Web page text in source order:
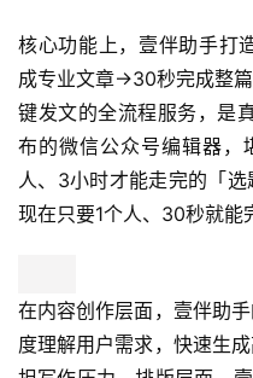
核心功能上，壹伴助手打
成专业文章→30秒完成整
键发文的全流程服务，是
布的微信公众号编辑器，
人、3小时才能走完的「
现在只要1个人、30秒就能